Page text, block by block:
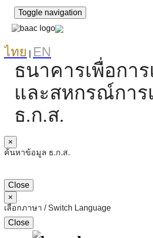
Toggle navigation
ไทย EN
ธนาคารเพื่อกา
และสหกรณ์การ
ธ.ก.ส.
×
ค้นหาข้อมูล ธ.ก.ส.
Close
×
เลือกภาษา / Switch Language
Close